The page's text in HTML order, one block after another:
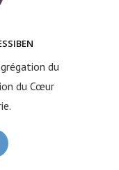
du
du Cœur
S’ouvre